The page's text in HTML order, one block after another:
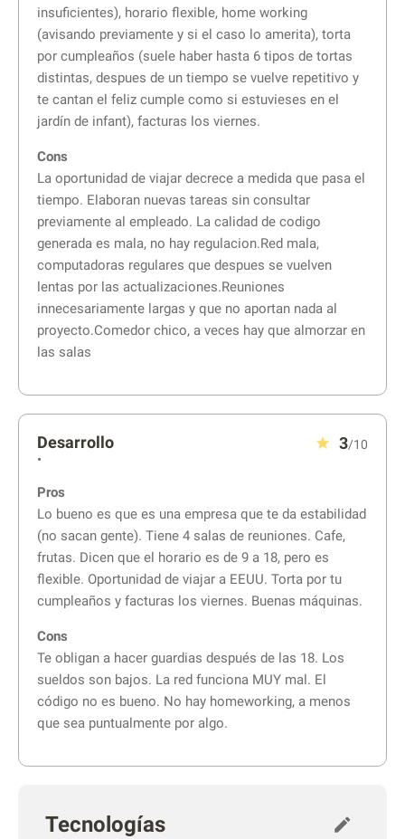
insuficientes), horario flexible, home working
(avisando previamente y si el caso lo amerita), torta
por cumpleaños (suele haber hasta 6 tipos de tortas
distintas, despues de un tiempo se vuelve repetitivo y
te cantan el feliz cumple como si estuvieses en el
jardín de infant), facturas los viernes.
Cons
La oportunidad de viajar decrece a medida que pasa el
tiempo. Elaboran nuevas tareas sin consultar
previamente al empleado. La calidad de codigo
generada es mala, no hay regulacion.Red mala,
computadoras regulares que despues se vuelven
lentas por las actualizaciones.Reuniones
innecesariamente largas y que no aportan nada al
proyecto.Comedor chico, a veces hay que almorzar en
las salas
Desarrollo
•
3/10
Pros
Lo bueno es que es una empresa que te da estabilidad
(no sacan gente). Tiene 4 salas de reuniones. Cafe,
frutas. Dicen que el horario es de 9 a 18, pero es
flexible. Oportunidad de viajar a EEUU. Torta por tu
cumpleaños y facturas los viernes. Buenas máquinas.
Cons
Te obligan a hacer guardias después de las 18. Los
sueldos son bajos. La red funciona MUY mal. El
código no es bueno. No hay homeworking, a menos
que sea puntualmente por algo.
Tecnologías